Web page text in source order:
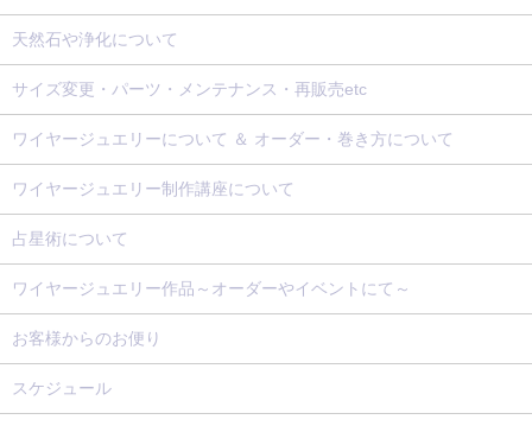
天然石や浄化について
サイズ変更・パーツ・メンテナンス・再販売etc
ワイヤージュエリーについて ＆ オーダー・巻き方について
ワイヤージュエリー制作講座について
占星術について
ワイヤージュエリー作品～オーダーやイベントにて～
お客様からのお便り
スケジュール